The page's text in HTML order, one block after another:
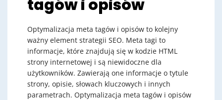
tagów i opisów
Optymalizacja meta tagów i opisów to kolejny
ważny element strategii SEO. Meta tagi to
informacje, które znajdują się w kodzie HTML
strony internetowej i są niewidoczne dla
użytkowników. Zawierają one informacje o tytule
strony, opisie, słowach kluczowych i innych
parametrach. Optymalizacja meta tagów i opisów